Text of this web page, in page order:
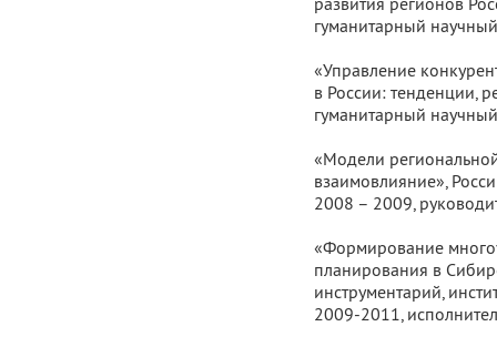
гуманитарный
«Управление
в России: тенденции,
гуманитарный
«Модели
взаимовлияние»,
2008 – 2009,
«Формирование
планирования в
инструментарий,
2009-2011,